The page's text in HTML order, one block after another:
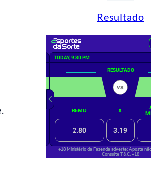
Resultado